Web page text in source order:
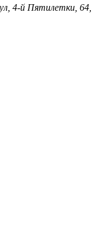
4-й Пятилетки, 64,